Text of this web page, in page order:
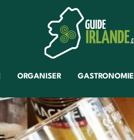
ORGANISER GASTRONOMIE